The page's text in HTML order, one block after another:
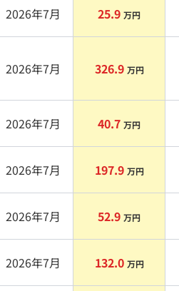
2026年7月 25.9 万円
2026年7月 326.9 万円
2026年7月 40.7 万円
2026年7月 197.9 万円
2026年7月 52.9 万円
2026年7月 132.0 万円